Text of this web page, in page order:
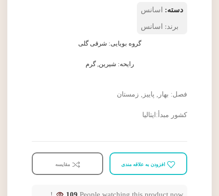
دسته: اسانس
برند: اسانس
گروه بویایی: شرقی گلی
رایحه: شیرین, گرم
فصل: بهار , پاییز , زمستان
کشور مبدأ:ایتالیا
افزودن به علاقه مندی مقایسه